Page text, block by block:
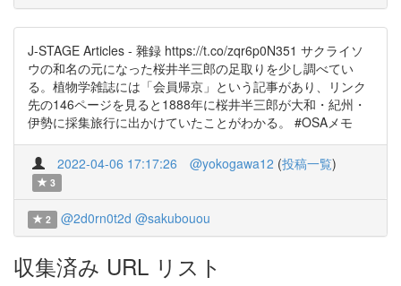
J-STAGE Articles - 雜録 https://t.co/zqr6p0N351 サクライソ
ウの和名の元になった桜井半三郎の足取りを少し調べてい
る。植物学雑誌には「会員帰京」という記事があり、リンク
先の146ページを見ると1888年に桜井半三郎が大和・紀州・
伊勢に採集旅行に出かけていたことがわかる。 #OSAメモ
2022-04-06 17:17:26 @yokogawa12 (投稿一覧)
3
2 @2d0rn0t2d @sakubouou
収集済み URL リスト